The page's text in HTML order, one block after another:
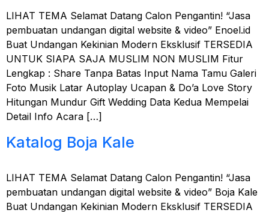
LIHAT TEMA Selamat Datang Calon Pengantin! “Jasa
pembuatan undangan digital website & video” Enoel.id
Buat Undangan Kekinian Modern Eksklusif TERSEDIA
UNTUK SIAPA SAJA MUSLIM NON MUSLIM Fitur
Lengkap : Share Tanpa Batas Input Nama Tamu Galeri
Foto Musik Latar Autoplay Ucapan & Do’a Love Story
Hitungan Mundur Gift Wedding Data Kedua Mempelai
Detail Info Acara […]
Katalog Boja Kale
LIHAT TEMA Selamat Datang Calon Pengantin! “Jasa
pembuatan undangan digital website & video” Boja Kale
Buat Undangan Kekinian Modern Eksklusif TERSEDIA